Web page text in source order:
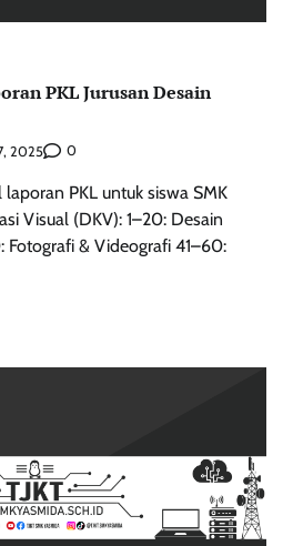
PKL Jurusan Desain
2025 0
PKL untuk siswa SMK
Visual (DKV): 1–20: Desain
Fotografi & Videografi 41–60: